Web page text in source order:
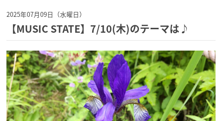
2025年07月09日（水曜日）
【MUSIC STATE】7/10(木)のテーマは♪